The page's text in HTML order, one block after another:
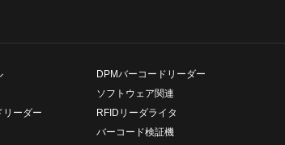
リーダー
DPMバーコードリーダー
ソフトウェア関連
RFIDリーダライタ
バーコード検証機